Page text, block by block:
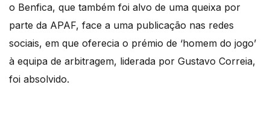
o Benfica, que também foi alvo de uma queixa por
parte da APAF, face a uma publicação nas redes
sociais, em que oferecia o prémio de ‘homem do jogo’
à equipa de arbitragem, liderada por Gustavo Correia,
foi absolvido.